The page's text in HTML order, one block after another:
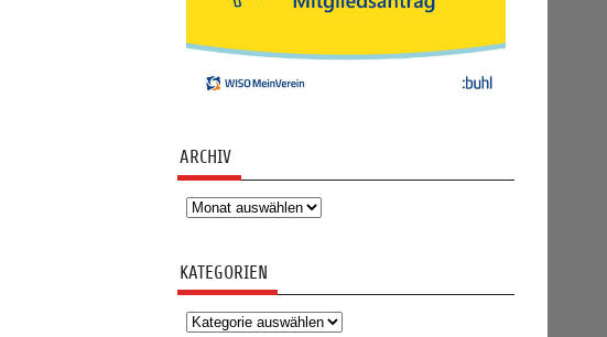
ARCHIV
Archiv
KATEGORIEN
Kategorien